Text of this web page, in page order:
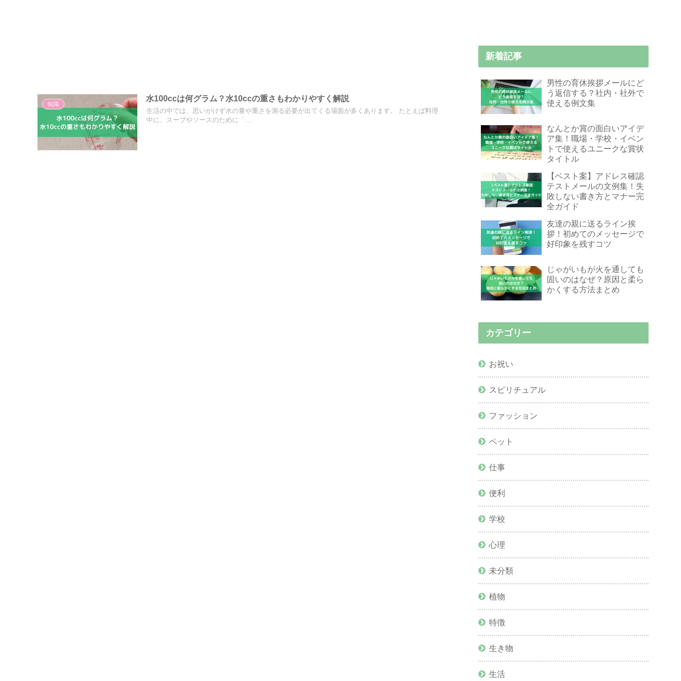
知識
水100ccは何グラム？水10ccの重さもわかりやすく解説
生活の中では、思いがけず水の量や重さを測る必要が出てくる場面が多くあります。 たとえば料理
中に、スープやソースのために「...
新着記事
男性の育休挨拶メールにど
う返信する？社内・社外で
使える例文集
なんとか賞の面白いアイデ
ア集！職場・学校・イベン
トで使えるユニークな賞状
タイトル
【ベスト案】アドレス確認
テストメールの文例集！失
敗しない書き方とマナー完
全ガイド
友達の親に送るライン挨
拶！初めてのメッセージで
好印象を残すコツ
じゃがいもが火を通しても
固いのはなぜ？原因と柔ら
かくする方法まとめ
カテゴリー
お祝い
スピリチュアル
ファッション
ペット
仕事
便利
学校
心理
未分類
植物
特徴
生き物
生活